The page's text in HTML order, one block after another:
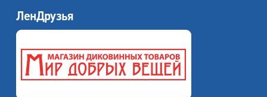
ЛенДрузья